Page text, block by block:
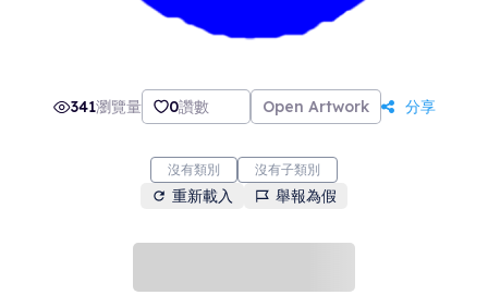
341瀏覽量 0讚數 Open Artwork 分享
沒有類別 沒有子類別
重新載入 舉報為假